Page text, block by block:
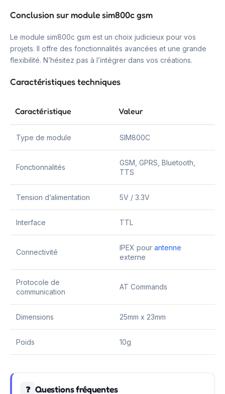
Conclusion sur module sim800c gsm
Le module sim800c gsm est un choix judicieux pour vos
projets. Il offre des fonctionnalités avancées et une grande
flexibilité. N’hésitez pas à l’intégrer dans vos créations.
Caractéristiques techniques
Caractéristique Valeur
Type de module SIM800C
Fonctionnalités
GSM, GPRS, Bluetooth,
TTS
Tension d’alimentation 5V / 3.3V
Interface TTL
Connectivité
IPEX pour antenne
externe
Protocole de
communication
AT Commands
Dimensions 25mm x 23mm
Poids 10g
❓ Questions fréquentes